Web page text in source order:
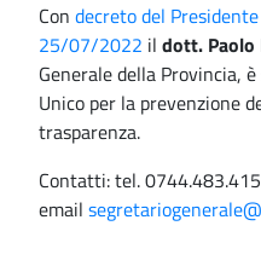
Con decreto del
25/07/2022 il dott. Paolo
Generale della Provincia,
Unico per la prevenzione
trasparenza.
Contatti: tel.
email